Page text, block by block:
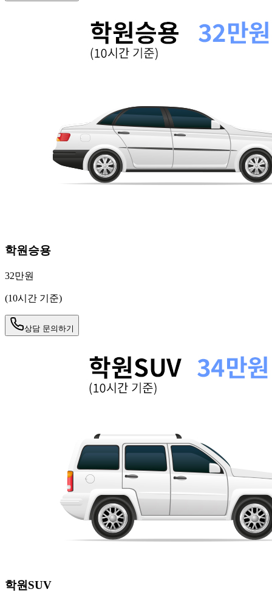
학원승용
32만원
(10시간 기준)
상담 문의하기
학원SUV